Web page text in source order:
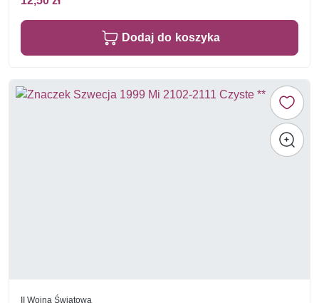
Dodaj do koszyka
II Wojna Światowa